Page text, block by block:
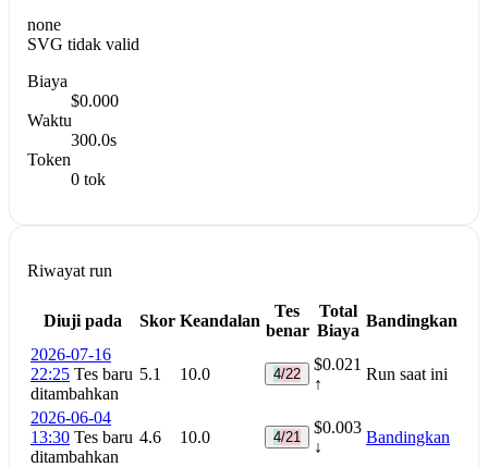
none
SVG tidak valid
Biaya
$0.000
Waktu
300.0s
Token
0 tok
Riwayat run
Diuji pada Skor Keandalan
Tes
benar
Total
Biaya
Bandingkan
2026-07-16
22:25 Tes baru
ditambahkan
5.1 10.0 4/22
$0.021
↑
Run saat ini
2026-06-04
13:30 Tes baru
ditambahkan
4.6 10.0 4/21
$0.003
↓
Bandingkan